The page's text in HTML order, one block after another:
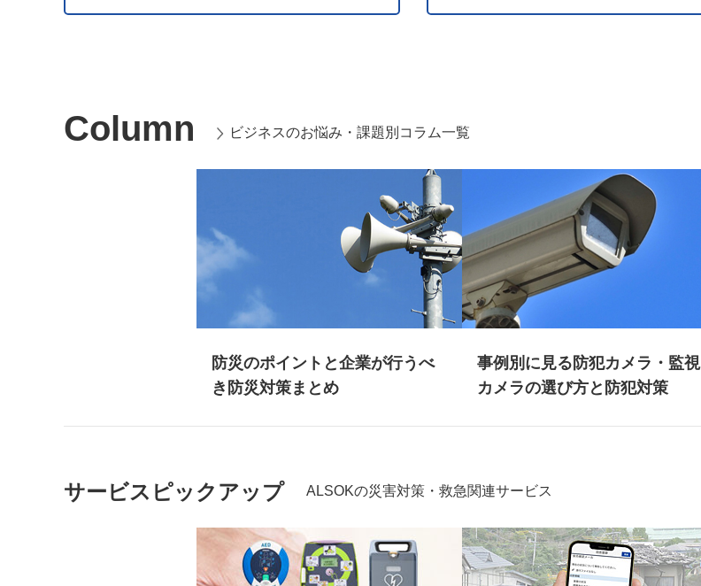
Column ビジネスのお悩み・課題別コラム一覧
防災のポイントと企業が行うべ
き防災対策まとめ
事例別に見る防犯カメラ・監視
カメラの選び方と防犯対策
サービスピックアップ ALSOKの災害対策・救急関連サービス